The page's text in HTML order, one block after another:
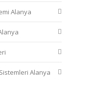
Alanya
Alanya